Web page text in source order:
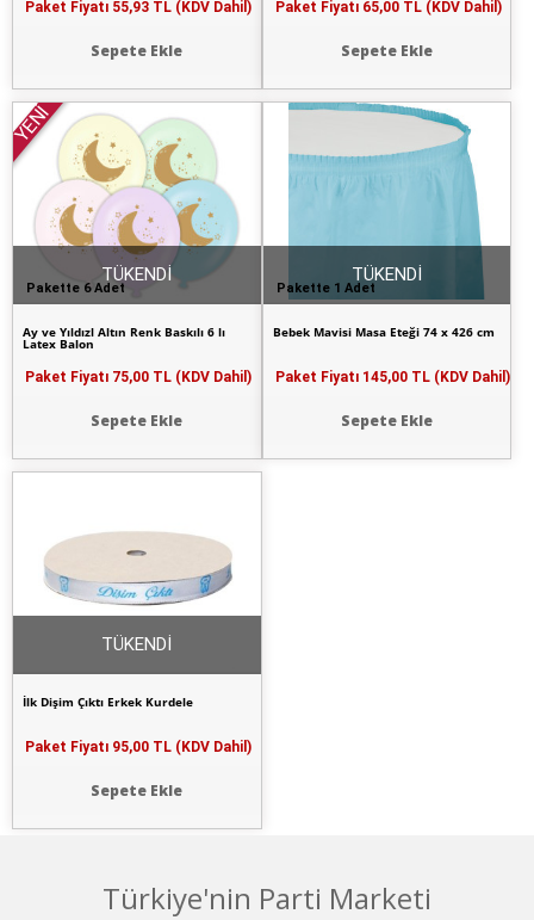
Paket Fiyatı 55,93 TL (KDV Dahil)
Sepete Ekle
Paket Fiyatı 65,00 TL (KDV Dahil)
Sepete Ekle
Pakette 6 Adet
YENİ
Ay ve Yıldızl Altın Renk Baskılı 6 lı
Latex Balon
Paket Fiyatı 75,00 TL (KDV Dahil)
Sepete Ekle
TÜKENDİ
Pakette 1 Adet
Bebek Mavisi Masa Eteği 74 x 426 cm
Paket Fiyatı 145,00 TL (KDV Dahil)
Sepete Ekle
TÜKENDİ
İlk Dişim Çıktı Erkek Kurdele
Paket Fiyatı 95,00 TL (KDV Dahil)
Sepete Ekle
TÜKENDİ
Türkiye'nin Parti Marketi